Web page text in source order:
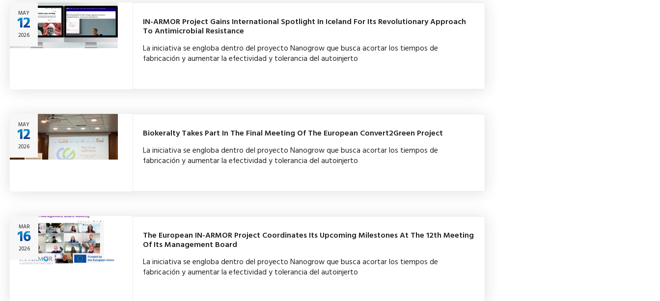
MAY
12
2026
IN-ARMOR Project Gains International Spotlight In Iceland For Its Revolutionary Approach
To Antimicrobial Resistance
La iniciativa se engloba dentro del proyecto Nanogrow que busca acortar los tiempos de
fabricación y aumentar la efectividad y tolerancia del autoinjerto
MAY
12
2026
Biokeralty Takes Part In The Final Meeting Of The European Convert2Green Project
La iniciativa se engloba dentro del proyecto Nanogrow que busca acortar los tiempos de
fabricación y aumentar la efectividad y tolerancia del autoinjerto
MAR
16
2026
The European IN-ARMOR Project Coordinates Its Upcoming Milestones At The 12th Meeting
Of Its Management Board
La iniciativa se engloba dentro del proyecto Nanogrow que busca acortar los tiempos de
fabricación y aumentar la efectividad y tolerancia del autoinjerto